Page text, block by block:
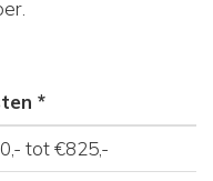
*
tot €825,-